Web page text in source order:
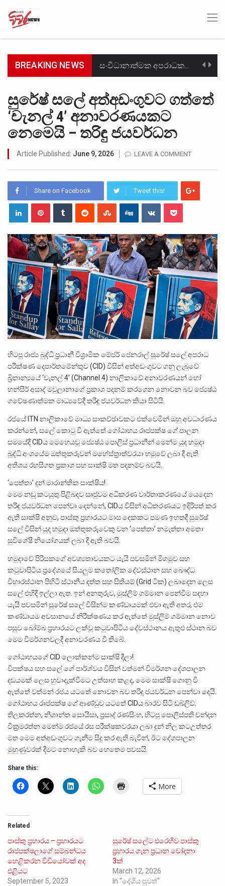
BREAKING NEWS සංවිධානාත්මක අපරාධකරුවකු වන ලොකු පැටිගේ ප්‍රධාන වෙඩික්කරු බවට සැක කරන ගිං ගඟේ ගිල්වා මරා දමා…
අගෝස්තු මස දෙවන ඉරිදා ලිට් රූම් සූම් සංවාදය පැවැත්වෙන්නේ "කතා කරන මහ වැව" නම් නකතාවක්…
ලාල් කාන්ත ඇමතිවරයා අධිකරණ විනිශ්චයකාරවරුන්ගේ විශ්‍රාම යෑමේ වයස සම්බන්ධයෙන් නිහඬව සිටින ලෙස තමාට දැනුම් දුන්…
මේ, දන්නා හඳුනන ලියන්නකුගේ නන්නාඳුනන අඩවියක සැරිසරා ලද ආස්වාදනීය මොහොතක සිංහාවලෝකනයකි .කෙටි කවියක දිගු බර…
වත්මන් ආණ්ඩුවේ ප්‍රධාන පාර්ශවකරුවා වන ජනතා විමුක්ති පෙරමුණේ කාලයක පටන් තිබුණු ප්‍රධාන සටන් පාඨයක් වූවේ…
සුරේෂ් සලේ අත්අඩංගුවට ගත්තේ
‘චැනල් 4’ අනාවරණයකට
නෙමෙයි – තරිඳු ජයවර්ධන
Article Published: June 9, 2026 LEAVE A COMMENT
Share on Facebook Tweet this!
හිටපු රාජ්‍ය බුද්ධි ප්‍රධානී විශ්‍රාමික මේජර් ජෙනරාල් සුරේෂ් සලේ අපරාධ
පරීක්ෂණ දෙපාර්තමේන්තුව (CID) විසින් අත්අඩංගුවට ගනු ලැබුවේ
බ්‍රිතාන්‍යයේ ‘චැනල් 4’ (Channel 4) නාලිකාවේ අනාවරණයන් හෝ
හන්සීර් අසාද් මවුලානාගේ ප්‍රකාශ පදනම් කරගෙන නොවන බව ජ්‍යෙෂ්ඨ
ගවේෂණාත්මක මාධ්‍යවේදී තරිඳු ජයවර්ධන කියා සිටියි.
රජයේ ITN නාලිකාවේ මාධ්‍ය සාකච්ඡාවකට එක්වෙමින් ඔහු අවධාරණය
කරන්නේ, සලේ කොටු වී ඇත්තේ ගෝඨාභය රාජපක්ෂ ගේ පාලන
සමයේදී CIDය මෙහෙයවූ ජ්‍යෙෂ්ඨ පොලිස් ප්‍රධානීන් මෙන්ම යුද හමුදා
බුද්ධි අංශයේම ඔත්තුකරුවන් මහේස්ත්‍රාත්වරයා හමුවේ ලබා දී ඇති
අතිශය රහසිගත ප්‍රකාශ සහ සාක්ෂි මත පදනම්ව බවයි.
‘පෙත්තා’ දුන් මාරාන්තික සාක්ෂිය!
මෙම නඩු කටයුතු පිළිබඳව සෘජුවම අධිකරණ වාර්තාකරණයේ යෙදෙන
තරිඳු ජයවර්ධන පෙන්වා දෙන්නේ, CIDය විසින් අධිකරණයට ඉදිරිපත් කර
ඇති සාක්ෂි අනුව, පාස්කු ප්‍රහාරයට මාස දෙකකට පමණ ඉහතදී සුරේෂ්
සලේ විසින් යුද හමුදා ඔත්තුකරුවෙකු වන ‘පෙත්තා’ නමැත්තා අමතා
සුවිශේෂී නියෝගයක් ලබා දී ඇති බවයි.
හමුදාවේ පිරිසකගේ අවශ්‍යතාවයකට යැයි පවසමින් මීගමුව සහ
කටුවාපිටිය ප්‍රදේශයේ සියලුම කතෝලික දේවස්ථාන සහ බෞද්ධ
විහාරස්ථාන පිහිටි ස්ථානීය දත්ත සහ සිතියම් (Grid ටික) ලබාදෙන ලෙස
සලේ එහිදී ඉල්ලා ඇත. ඉන් අනතුරුව, මුස්ලිම් ගම්මාන පෙන්වීම සඳහා
යැයි පවසමින් සුරේෂ් සලේ විසින්ම කණ්ඩායමක් එවා ඇති අතර, එම
කණ්ඩායම අවසානයේ නිරීක්ෂණය කර ඇත්තේ මුස්ලිම් ගම්මාන නොව
පසුව බෝම්බ ප්‍රහාරයට ලක්වූ කටුවාපිටිය දේවස්ථානය ඇතුළු ස්ථාන බව
මෙම විමර්ශනවලදී අනාවරණය වී තිබේ.
ගෝඨාභයගේ CID ලොක්කන්ම සාක්ෂි දීලා!
විපක්ෂය සහ සලේ ගේ පාර්ශ්වය විසින් වත්මන් විමර්ශන දේශපාලන
දඩයමක් ලෙස හුවාදැක්වීමට උත්සාහ කළද, මෙම සාක්ෂි ගොනු වී
ඇත්තේ වත්මන් රජය යටතේ නොවන බව තරිඳු ජයවර්ධන පෙන්වා දෙයි.
ගෝඨාභය රාජපක්ෂ ගේ ආණ්ඩුව යටතේ CIDය බාරව සිටි ඩබ්ලිව්.
තිලකරත්න, නිශාන්ත සොයිසා, ප්‍රසාද් රණසිංහ, හිටපු පොලිස්පති චන්දන
වික්‍රමරත්න මෙන්ම රජයේ රස පරීක්ෂකවරයා ලබා දුන් නිල කටඋත්තර
මත මෙම අත්අඩංගුවට ගැනීම සිදු කර ඇති බැවින්, ඊට දේශපාලන
මුහුණුවරක් දීමට නොහැකි බව හෙතෙම පවසයි.
Share this:
More
Related
පාස්කු ප්‍රහාරය – ප්‍රහාරයට
රාජපක්ෂලාගේ සම්බන්ධය
හෙළිකරන වීඩියෝවක් අද
එළියට
September 5, 2023
සුරේෂ් සලේට එරෙහිව පාස්කු
ප්‍රහාරය ගැන ප්‍රධාන චෝදනා
3ක්
March 12, 2026
In "දේශීය පුවත්"